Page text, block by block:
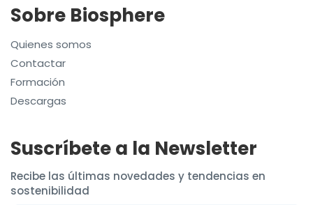
Sobre Biosphere
Quienes somos
Contactar
Formación
Descargas
Suscríbete a la Newsletter
Recibe las últimas novedades y tendencias en
sostenibilidad